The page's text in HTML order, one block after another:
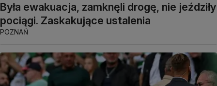
Była ewakuacja, zamknęli drogę, nie jeździły
pociągi. Zaskakujące ustalenia
POZNAŃ